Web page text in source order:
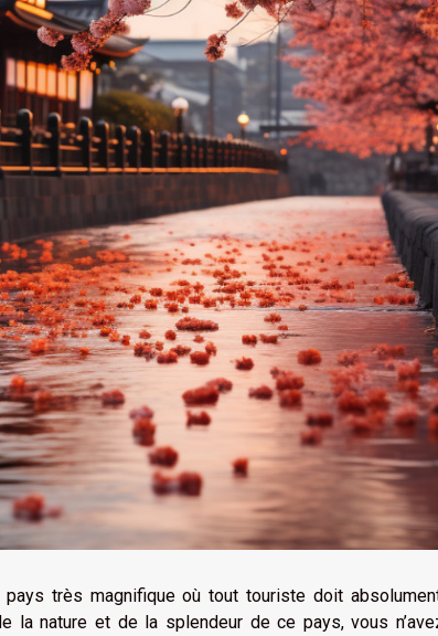
très magnifique où tout touriste doit
la nature et de la splendeur de ce pays, vous